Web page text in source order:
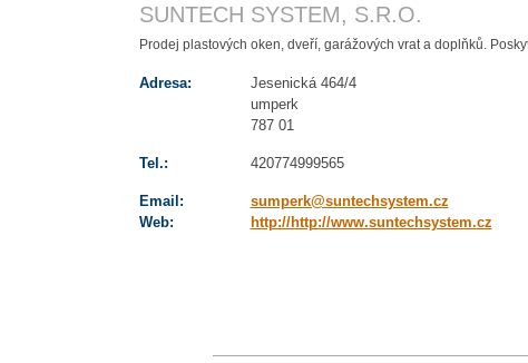
SUNTECH SYSTEM, S.R.O.
Prodej plastových oken, dveří, garážových vrat a doplňků.
Adresa:
Jesenická 464/4
umperk
787 01
Tel.: 420774999565
Email:
sumperk@suntechsystem.cz
Web:
http://http://www.suntechsystem.cz